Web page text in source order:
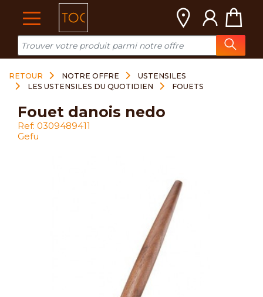
RETOUR NOTRE OFFRE
USTENSILES
LES USTENSILES DU QUOTIDIEN
FOUETS
fouet danois nedo
Ref: 0309489411
Gefu
Cookies management panel